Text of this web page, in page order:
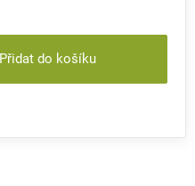
Přidat do košíku